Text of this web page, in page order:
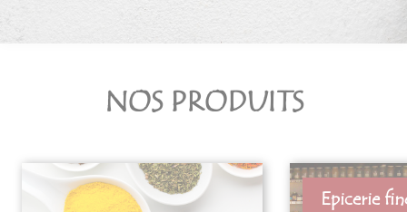
NOS PRODUITS
Epicerie